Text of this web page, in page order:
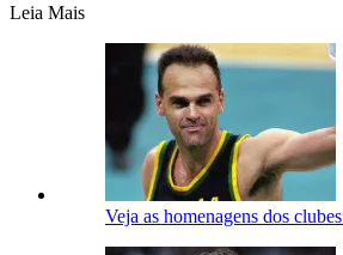
Leia Mais
Veja as homenagens dos